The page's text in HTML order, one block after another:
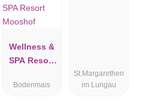
Wellness &
SPA Resort
Bodenmais
St.Margarethen
im Lungau